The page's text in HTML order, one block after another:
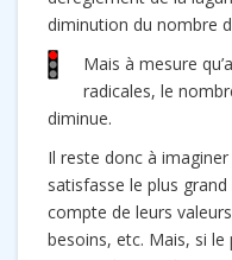
diminution du nombre
Mais à mesure
radicales, le
diminue.
Il reste donc à
satisfasse le plus
compte de leurs
besoins, etc. Mais, si